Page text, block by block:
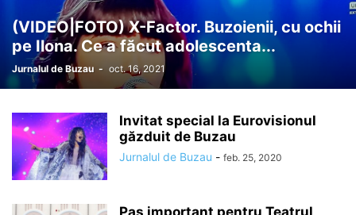
(VIDEO|FOTO) X-Factor. Buzoienii, cu ochii
pe Ilona. Ce a făcut adolescenta...
Jurnalul de Buzau - oct. 16, 2021
Invitat special la Eurovisionul
găzduit de Buzau
Jurnalul de Buzau - feb. 25, 2020
Pas important pentru Teatrul